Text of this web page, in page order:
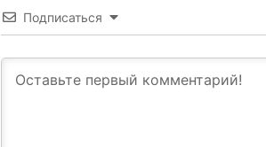
Подписаться